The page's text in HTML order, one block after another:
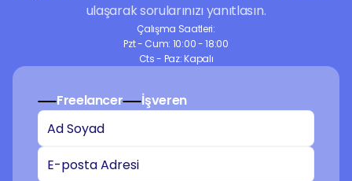
ulaşarak sorularınızı yanıtlasın.
Çalışma Saatleri:
Pzt - Cum: 10:00 - 18:00
Cts - Paz: Kapalı
Freelancer İşveren